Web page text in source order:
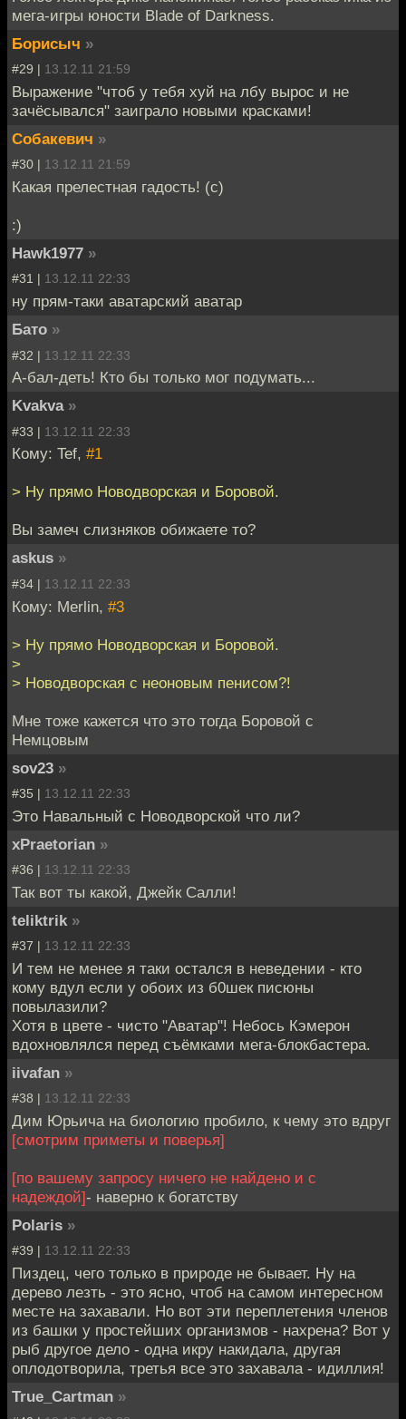
мега-игры юности Blade of Darkness.
Борисыч »
#29 | 13.12.11 21:59
Выражение "чтоб у тебя хуй на лбу вырос и не
зачёсывался" заиграло новыми красками!
Собакевич »
#30 | 13.12.11 21:59
Какая прелестная гадость! (с)
:)
Hawk1977 »
#31 | 13.12.11 22:33
ну прям-таки аватарский аватар
Бато »
#32 | 13.12.11 22:33
А-бал-деть! Кто бы только мог подумать...
Kvakva »
#33 | 13.12.11 22:33
Кому: Tef, #1
> Ну прямо Новодворская и Боровой.
Вы замеч слизняков обижаете то?
askus »
#34 | 13.12.11 22:33
Кому: Merlin, #3
> Ну прямо Новодворская и Боровой.
>
> Новодворская с неоновым пенисом?!
Мне тоже кажется что это тогда Боровой с
Немцовым
sov23 »
#35 | 13.12.11 22:33
Это Навальный с Новодворской что ли?
xPraetorian »
#36 | 13.12.11 22:33
Так вот ты какой, Джейк Салли!
teliktrik »
#37 | 13.12.11 22:33
И тем не менее я таки остался в неведении - кто
кому вдул если у обоих из б0шек писюны
повылазили?
Хотя в цвете - чисто "Аватар"! Небось Кэмерон
вдохновлялся перед съёмками мега-блокбастера.
iivafan »
#38 | 13.12.11 22:33
Дим Юрьича на биологию пробило, к чему это вдруг
[смотрим приметы и поверья]
[по вашему запросу ничего не найдено и с
надеждой]- наверно к богатству
Polaris »
#39 | 13.12.11 22:33
Пиздец, чего только в природе не бывает. Ну на
дерево лезть - это ясно, чтоб на самом интересном
месте на захавали. Но вот эти переплетения членов
из башки у простейших организмов - нахрена? Вот у
рыб другое дело - одна икру накидала, другая
оплодотворила, третья все это захавала - идиллия!
True_Cartman »